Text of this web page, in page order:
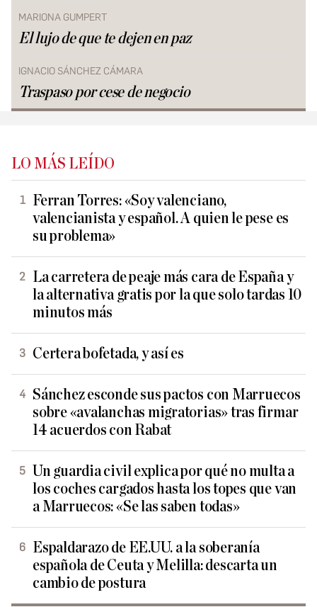
MARIONA GUMPERT
El lujo de que te dejen en paz
IGNACIO SÁNCHEZ CÁMARA
Traspaso por cese de negocio
LO MÁS LEÍDO
Ferran Torres: «Soy valenciano,
valencianista y español. A quien le pese es
su problema»
La carretera de peaje más cara de España y
la alternativa gratis por la que solo tardas 10
minutos más
Certera bofetada, y así es
Sánchez esconde sus pactos con Marruecos
sobre «avalanchas migratorias» tras firmar
14 acuerdos con Rabat
Un guardia civil explica por qué no multa a
los coches cargados hasta los topes que van
a Marruecos: «Se las saben todas»
Espaldarazo de EE.UU. a la soberanía
española de Ceuta y Melilla: descarta un
cambio de postura